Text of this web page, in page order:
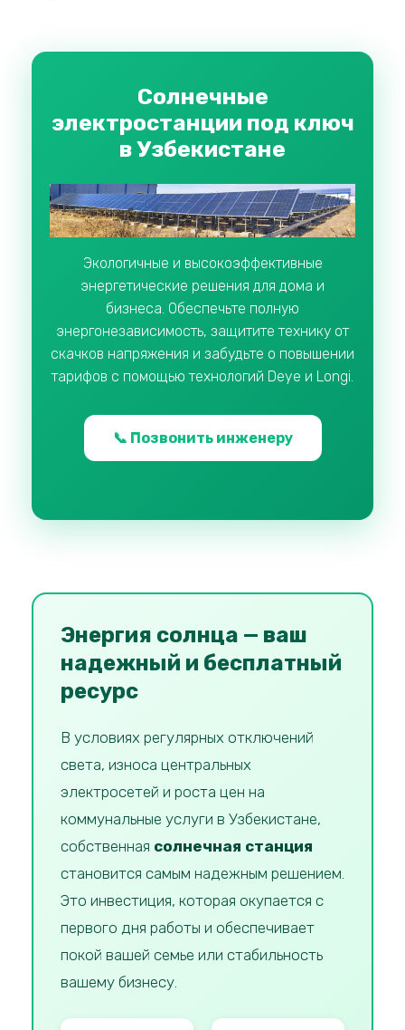
Солнечные
электростанции под ключ
в Узбекистане
Экологичные и высокоэффективные
энергетические решения для дома и
бизнеса. Обеспечьте полную
энергонезависимость, защитите технику от
скачков напряжения и забудьте о повышении
тарифов с помощью технологий Deye и Longi.
📞 Позвонить инженеру
Энергия солнца — ваш
надежный и бесплатный
ресурс
В условиях регулярных отключений
света, износа центральных
электросетей и роста цен на
коммунальные услуги в Узбекистане,
собственная солнечная станция
становится самым надежным решением.
Это инвестиция, которая окупается с
первого дня работы и обеспечивает
покой вашей семье или стабильность
вашему бизнесу.